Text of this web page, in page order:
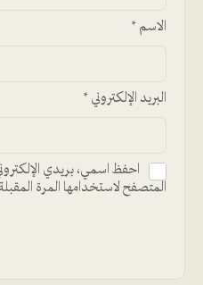
الاسم *
البريد الإلكتروني *
احفظ اسمي، بريدي
المتصفح لاستخدامها المرة